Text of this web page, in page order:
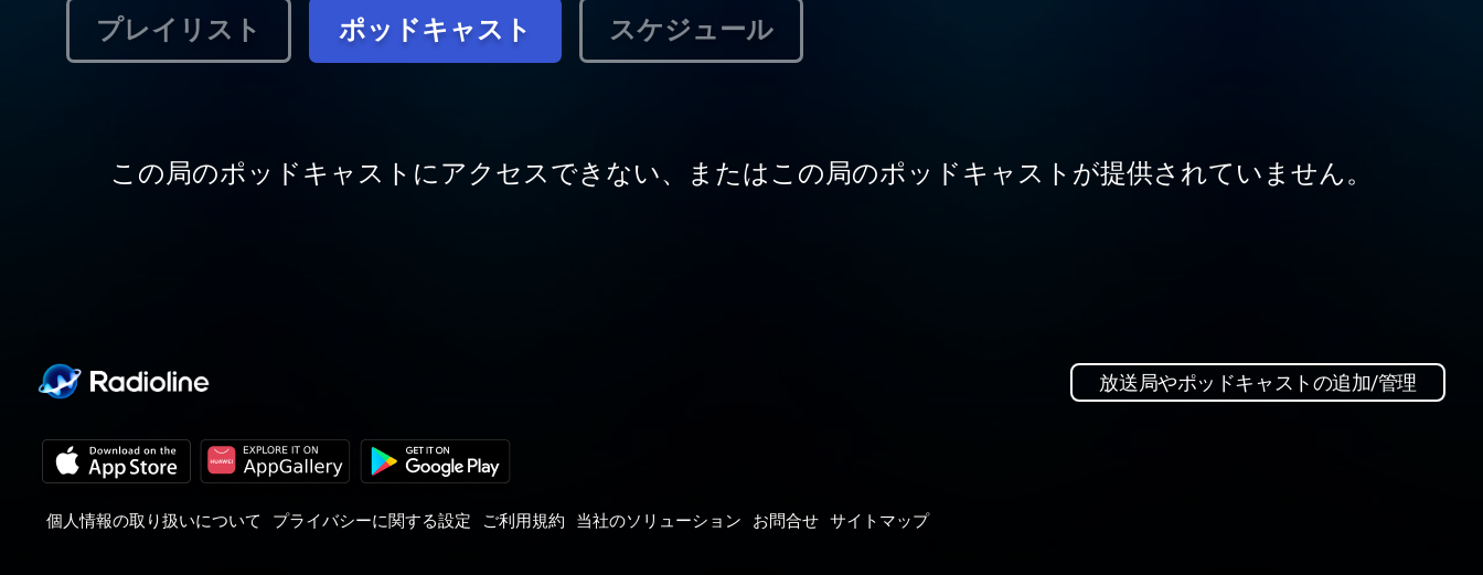
プレイリスト ポッドキャスト スケジュール
この局のポッドキャストにアクセスできない、またはこの局のポッドキャストが提供されていません。
放送局やポッドキャストの追加/管理
個人情報の取り扱いについて プライバシーに関する設定 ご利用規約 当社のソリューション お問合せ サイトマップ